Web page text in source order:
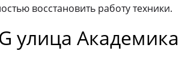
восстановить работу техники.
улица Академика